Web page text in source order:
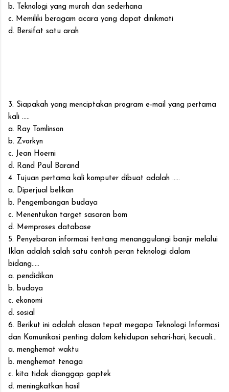
b. Teknologi yang murah dan sederhana
c. Memiliki beragam acara yang dapat dinikmati
d. Bersifat satu arah
3. Siapakah yang menciptakan program e-mail yang pertama
kali .....
a. Ray Tomlinson
b. Zvorkyn
c. Jean Hoerni
d. Rand Paul Barand
4. Tujuan pertama kali komputer dibuat adalah .....
a. Diperjual belikan
b. Pengembangan budaya
c. Menentukan target sasaran bom
d. Memproses database
5. Penyebaran informasi tentang menanggulangi banjir melalui
Iklan adalah salah satu contoh peran teknologi dalam
bidang.....
a. pendidikan
b. budaya
c. ekonomi
d. sosial
6. Berikut ini adalah alasan tepat megapa Teknologi Informasi
dan Komunikasi penting dalam kehidupan sehari-hari, kecuali...
a. menghemat waktu
b. menghemat tenaga
c. kita tidak dianggap gaptek
d. meningkatkan hasil